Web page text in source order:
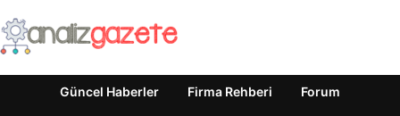
Güncel Haberler Firma Rehberi Forum